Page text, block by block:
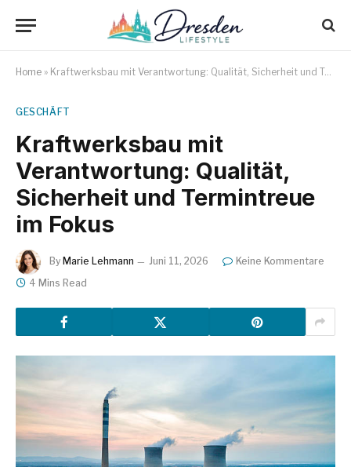
Home » Kraftwerksbau mit Verantwortung: Qualität, Sicherheit und Termintreue im Fokus
GESCHÄFT
Kraftwerksbau mit
Verantwortung: Qualität,
Sicherheit und Termintreue
im Fokus
By Marie Lehmann Juni 11, 2026
Keine Kommentare
4 Mins Read